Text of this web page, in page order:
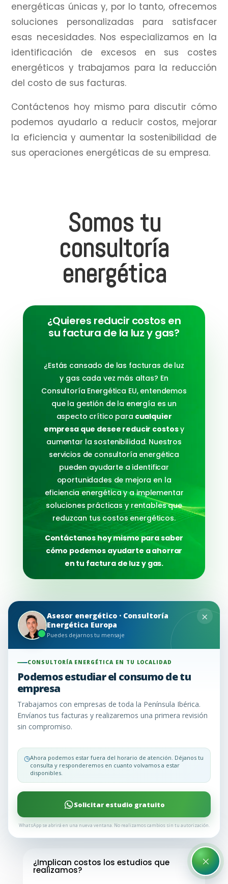
energéticas únicas y, por lo tanto, ofrecemos
soluciones personalizadas para satisfacer
esas necesidades. Nos especializamos en la
identificación de excesos en sus costes
energéticos y trabajamos para la reducción
del costo de sus facturas.
Contáctenos hoy mismo para discutir cómo
podemos ayudarlo a reducir costos, mejorar
la eficiencia y aumentar la sostenibilidad de
sus operaciones energéticas de su empresa.
Somos tu
consultoría
energética
¿Quieres reducir costos en
su factura de la luz y gas?
¿Estás cansado de las facturas de luz
y gas cada vez más altas? En
Consultoría Energética EU, entendemos
que la gestión de la energía es un
aspecto crítico para cualquier
empresa que desee reducir costosy
aumentar la sostenibilidad. Nuestros
servicios de consultoría energética
pueden ayudarte a identificar
oportunidades de mejora en la
eficiencia energética y a implementar
soluciones prácticas y rentables que
reduzcan tus costos energéticos.
Contáctanos hoy mismo para saber
cómo podemos ayudarte a ahorrar
en tu factura de luz y gas.
F.A.Q Preguntas
Frecuentes
En Consultoría Energética EU, entendemos que la
consultoría energética puede generar una serie
de dudas. Para aclararlas y brindarte la
preguntas más comunes que nuestros clientes
nos hacen. Aquí encontrarás respuestas claras y
concisas para ayudarte a tomar decisiones
¿Sigues teniendo dudas? Llámanos y te lo
explicamos todo o envíanos un WhatsApp
¿Implican costos los estudios que
realizamos?
Asesor energético · Consultoría
Energética Europa
Puedes dejarnos tu mensaje
×
CONSULTORÍA ENERGÉTICA EN TU LOCALIDAD
Podemos estudiar el consumo de tu
empresa
Trabajamos con empresas de toda la Península Ibérica.
Envíanos tus facturas y realizaremos una primera revisión
sin compromiso.
◷Ahora podemos estar fuera del horario de atención. Déjanos tu
consulta y responderemos en cuanto volvamos a estar
disponibles.
Solicitar estudio gratuito
WhatsApp se abrirá en una nueva ventana. No realizamos cambios sin tu autorización.
×